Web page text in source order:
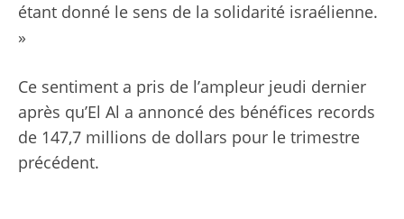
étant donné le sens de la solidarité israélienne.
»
Ce sentiment a pris de l’ampleur jeudi dernier
après qu’El Al a annoncé des bénéfices records
de 147,7 millions de dollars pour le trimestre
précédent.